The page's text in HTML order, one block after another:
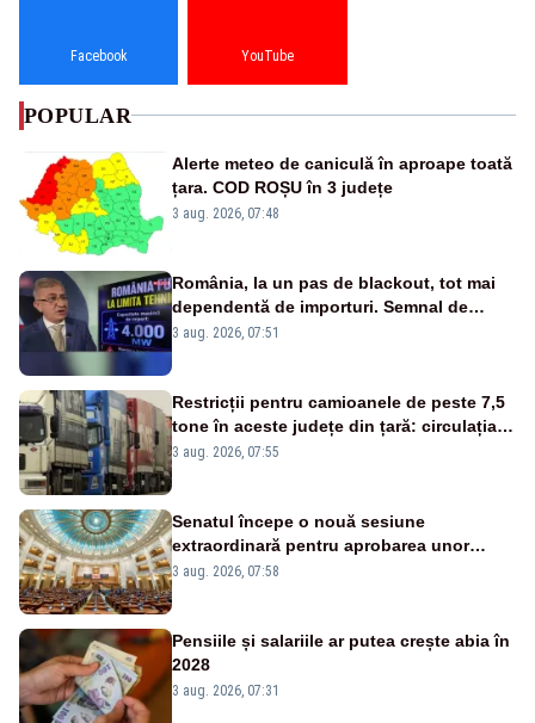
Facebook YouTube
POPULAR
Alerte meteo de caniculă în aproape toată
țara. COD ROȘU în 3 județe
3 aug. 2026, 07:48
România, la un pas de blackout, tot mai
dependentă de importuri. Semnal de
alarmă tras de un expert în energie
3 aug. 2026, 07:51
Restricții pentru camioanele de peste 7,5
tone în aceste județe din țară: circulația
este interzisă luni, între orele 12:00 și
3 aug. 2026, 07:55
Senatul începe o nouă sesiune
extraordinară pentru aprobarea unor
jaloane din PNRR
3 aug. 2026, 07:58
Pensiile și salariile ar putea crește abia în
2028
3 aug. 2026, 07:31